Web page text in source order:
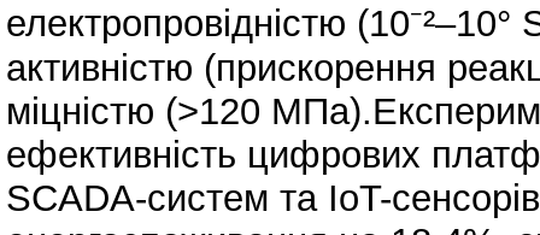
електропровідністю
активністю (прискорення
міцністю (>120
ефективність цифрових
SCADA-систем та IoT-